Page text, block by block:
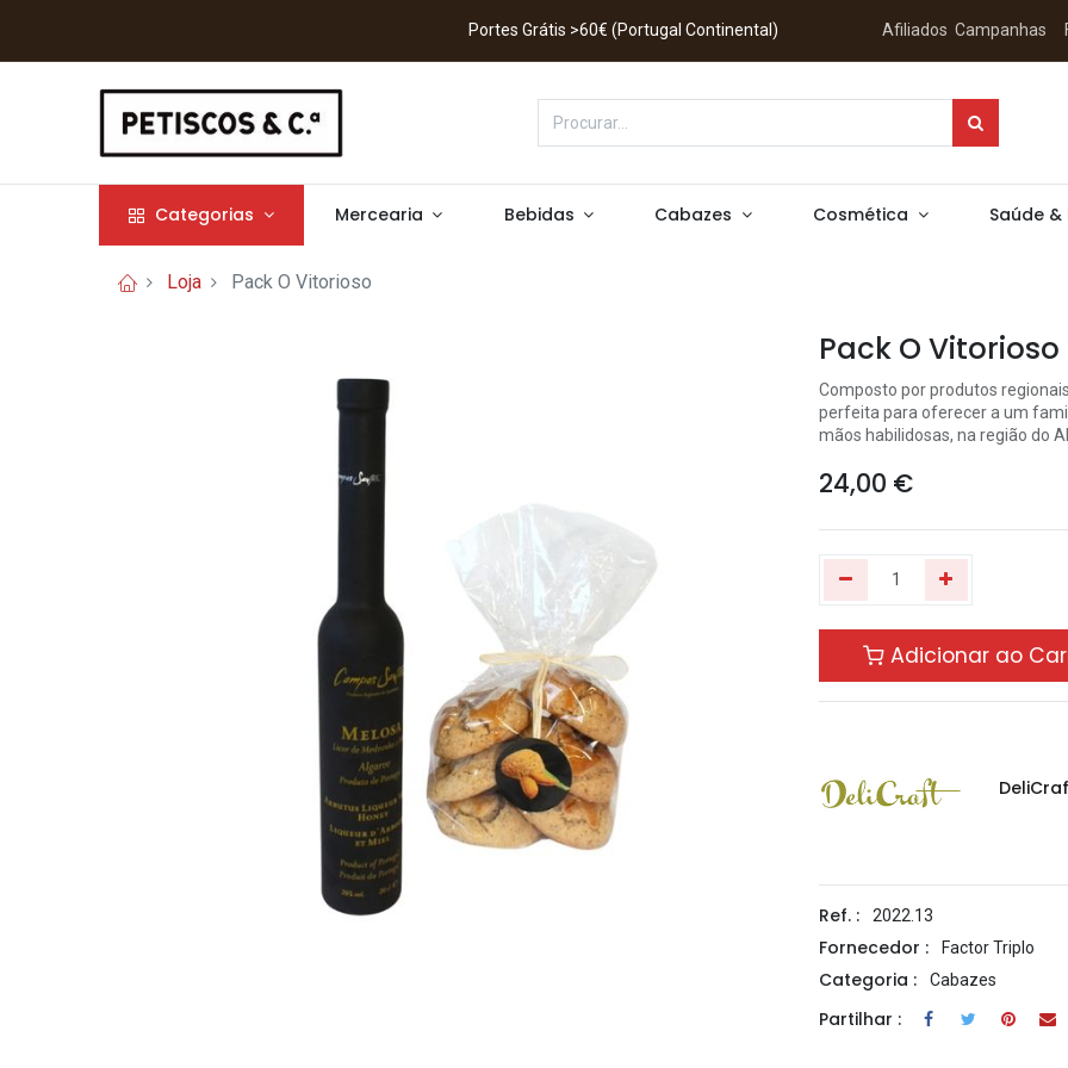
Portes Grátis >60€ (Portugal Continental) Afiliados Campanhas
Categorias Mercearia Bebidas Cabazes Cosmética Saúde
Loja Pack O Vitorioso
Pack O Vitorioso
Composto por produtos
perfeita para oferecer a um
mãos habilidosas, na região do
24,00 €
Adicionar ao
Ref. : 2022.13
Fornecedor : Factor Triplo
Categoria : Cabazes
Partilhar :